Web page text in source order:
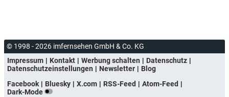
© 1998 - 2026 imfernsehen GmbH & Co. KG
Impressum
Kontakt Werbung schalten
Datenschutz
Datenschutzeinstellungen
Newsletter
Blog
Facebook
Bluesky X.com RSS-Feed
Atom-Feed
Dark-Mode